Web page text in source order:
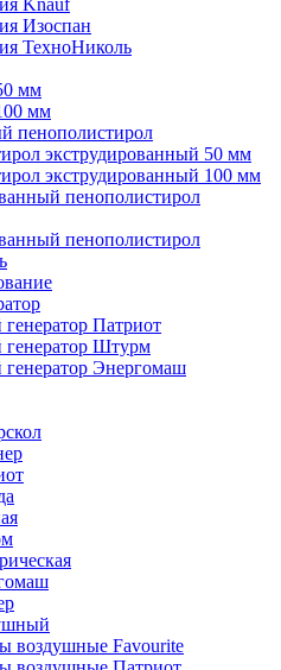
Knauf
Изоспан
ТехноНиколь
мм
мм
пенополистирол
экструдированный 50 мм
экструдированный 100 мм
пенополистирол
пенополистирол
Патриот
генератор Штурм
Энергомаш
воздушные Favourite